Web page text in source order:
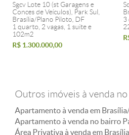
Sgcv Lote 10 (st Garagens e
Conces de Veículos), Park Sul,
Brasília/Plano Piloto, DF
1 quarto, 2 vagas, 1 suite e
102m2
R$ 1.300.000,00
3
Outros imóveis à venda
Apartamento à venda em
Apartamento à venda no bairro
Área Privativa à venda em